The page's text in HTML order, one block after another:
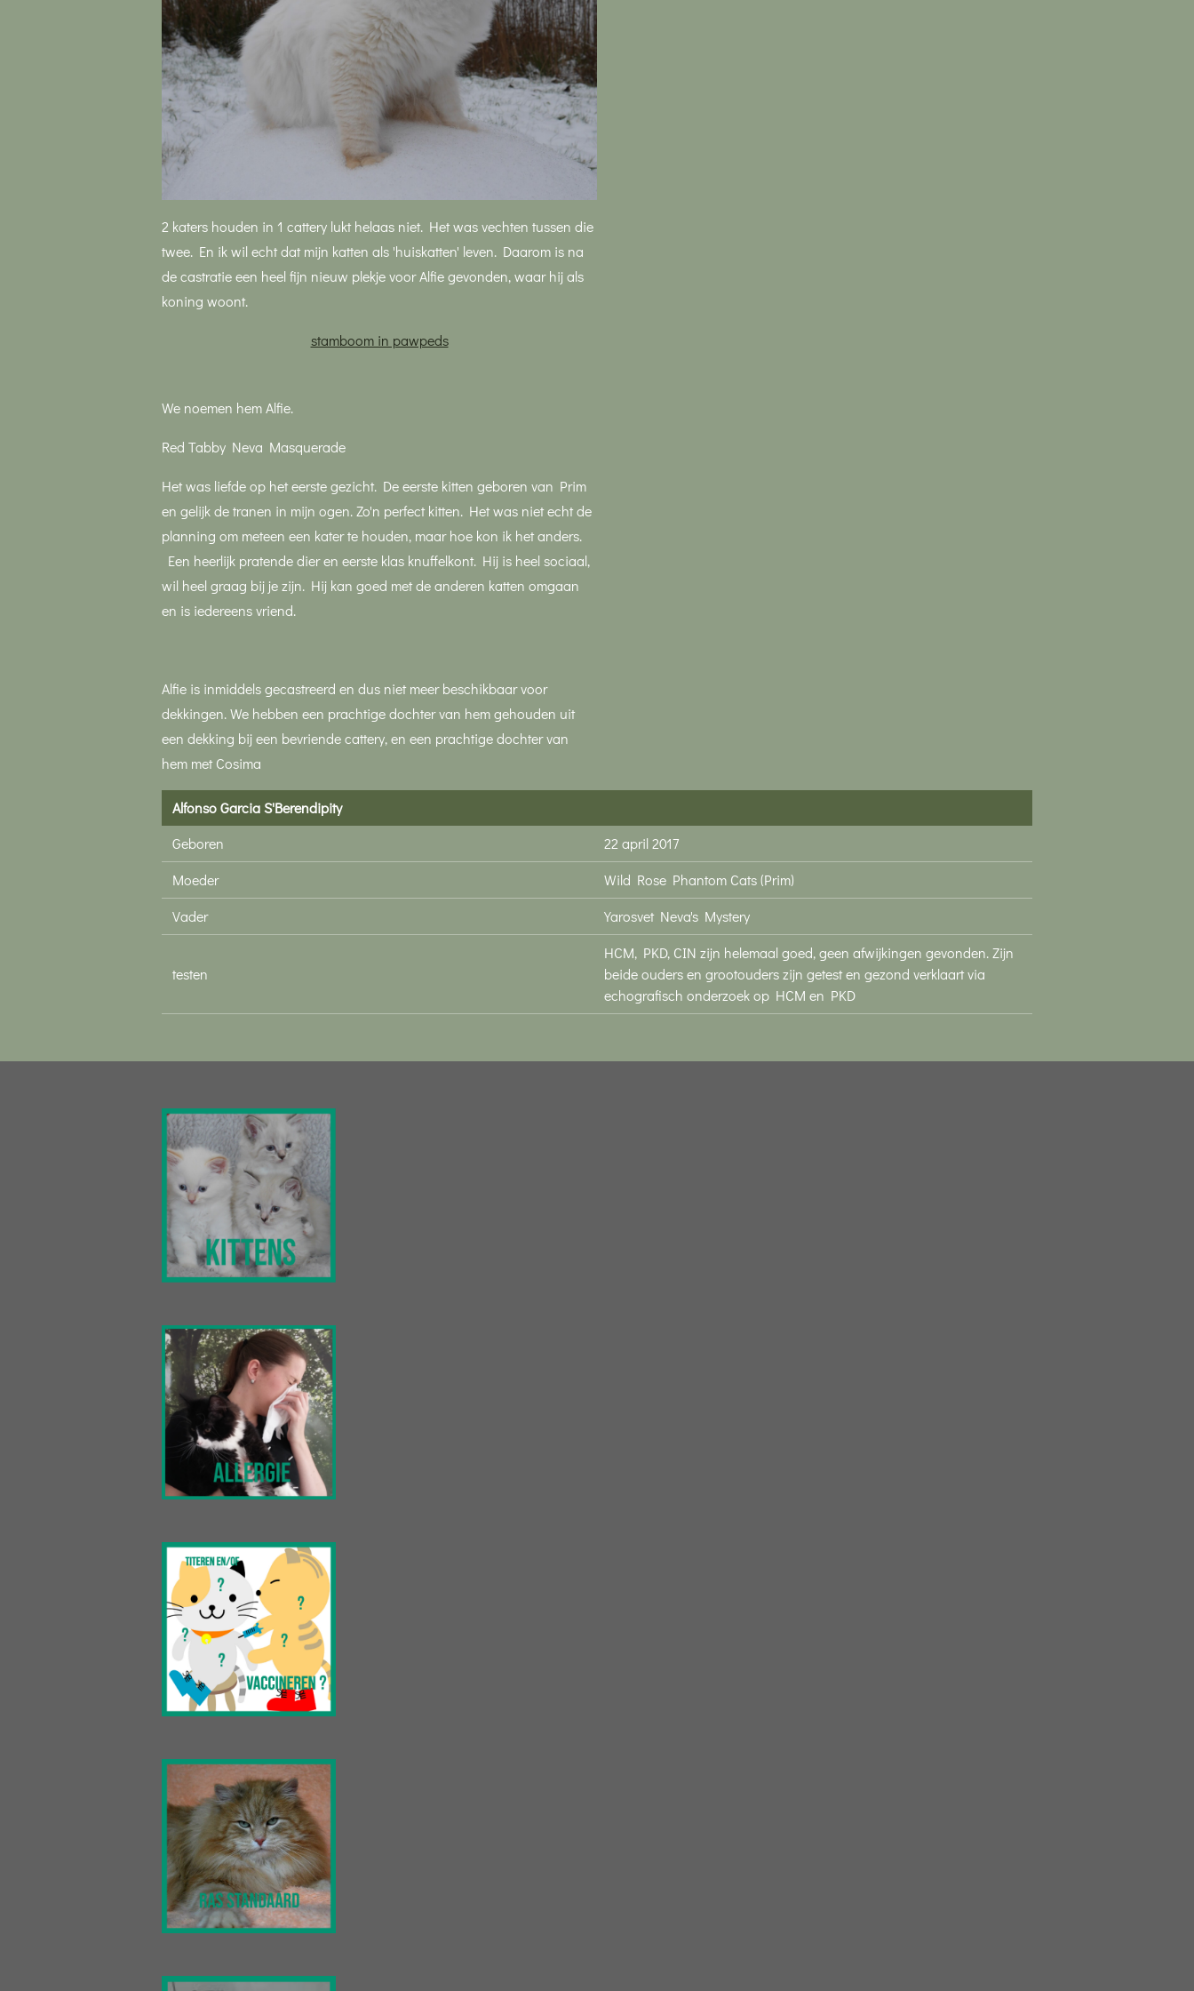
2 katers houden in 1 cattery lukt helaas niet. Het was vechten tussen die
twee. En ik wil echt dat mijn katten als 'huiskatten' leven. Daarom is na
de castratie een heel fijn nieuw plekje voor Alfie gevonden, waar hij als
koning woont.
stamboom in pawpeds
We noemen hem Alfie.
Red Tabby Neva Masquerade
Het was liefde op het eerste gezicht. De eerste kitten geboren van Prim
en gelijk de tranen in mijn ogen. Zo'n perfect kitten. Het was niet echt de
planning om meteen een kater te houden, maar hoe kon ik het anders.
Een heerlijk pratende dier en eerste klas knuffelkont. Hij is heel sociaal,
wil heel graag bij je zijn. Hij kan goed met de anderen katten omgaan
en is iedereens vriend.
Alfie is inmiddels gecastreerd en dus niet meer beschikbaar voor
dekkingen. We hebben een prachtige dochter van hem gehouden uit
een dekking bij een bevriende cattery, en een prachtige dochter van
hem met Cosima
Alfonso Garcia S'Berendipity
Geboren
22 april 2017
Moeder
Wild Rose Phantom Cats (Prim)
Vader
Yarosvet Neva's Mystery
testen
HCM, PKD, CIN zijn helemaal goed, geen afwijkingen gevonden. Zijn
beide ouders en grootouders zijn getest en gezond verklaart via
echografisch onderzoek op HCM en PKD